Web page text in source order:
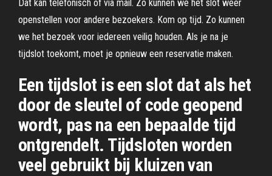
Dat kan telefonisch of via mail. Zo kunnen we het slot weer
openstellen voor andere bezoekers. Kom op tijd. Zo kunnen
we het bezoek voor iedereen veilig houden. Als je na je
tijdslot toekomt, moet je opnieuw een reservatie maken.
Een tijdslot is een slot dat als het
door de sleutel of code geopend
wordt, pas na een bepaalde tijd
ontgrendelt. Tijdsloten worden
veel gebruikt bij kluizen van